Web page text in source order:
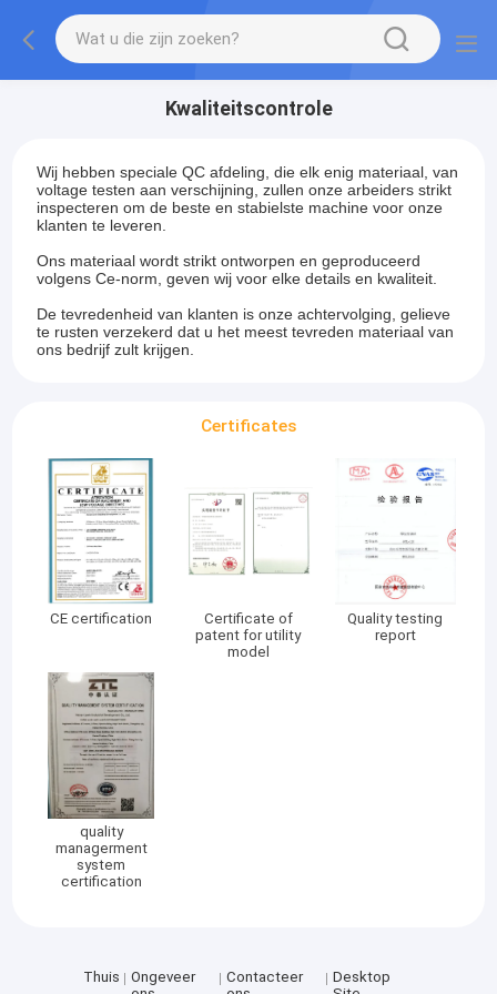
Kwaliteitscontrole
Wij hebben speciale QC afdeling, die elk enig materiaal, van
voltage testen aan verschijning, zullen onze arbeiders strikt
inspecteren om de beste en stabielste machine voor onze
klanten te leveren.
Ons materiaal wordt strikt ontworpen en geproduceerd
volgens Ce-norm, geven wij voor elke details en kwaliteit.
De tevredenheid van klanten is onze achtervolging, gelieve
te rusten verzekerd dat u het meest tevreden materiaal van
ons bedrijf zult krijgen.
Certificates
CE certification
Certificate of
patent for utility
model
Quality testing
report
quality
managerment
system
certification
Thuis
Ongeveer
Contacteer
Desktop